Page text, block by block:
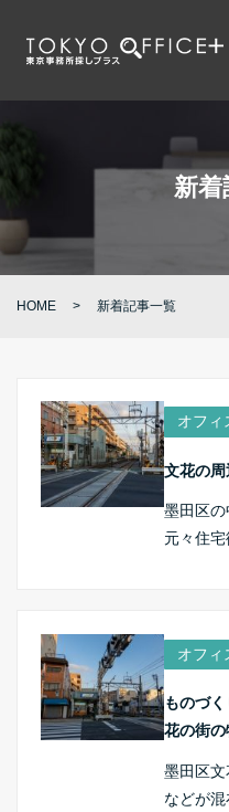
新着
HOME 新着記事一覧
オフィ
文花の
墨田区の
元々住
オフィ
ものづ
花の街
墨田区
などが